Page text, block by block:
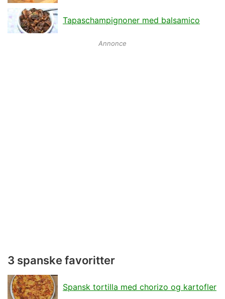
Tapaschampignoner med balsamico
Annonce
3 spanske favoritter
Spansk tortilla med chorizo og kartofler